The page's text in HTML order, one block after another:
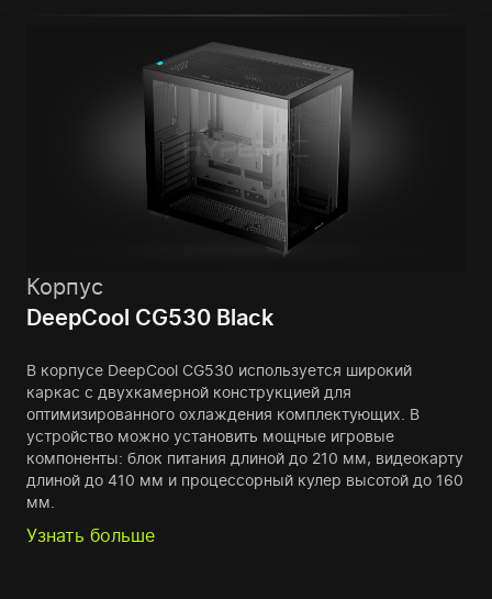
Корпус
DeepCool CG530 Black
В корпусе DeepCool CG530 используется широкий
каркас с двухкамерной конструкцией для
оптимизированного охлаждения комплектующих. В
устройство можно установить мощные игровые
компоненты: блок питания длиной до 210 мм, видеокарту
длиной до 410 мм и процессорный кулер высотой до 160
мм.
Узнать больше